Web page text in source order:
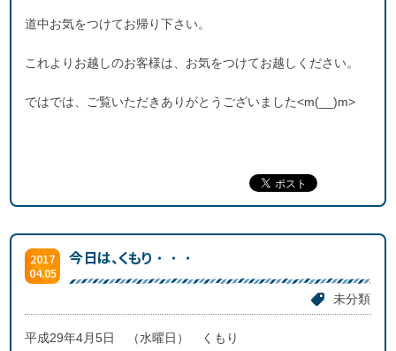
道中お気をつけてお帰り下さい。
これよりお越しのお客様は、お気をつけてお越しください。
ではでは、ご覧いただきありがとうございました<m(__)m>
2017
04.05
今日は、くもり・・・
未分類
平成29年4月5日 （水曜日） くもり